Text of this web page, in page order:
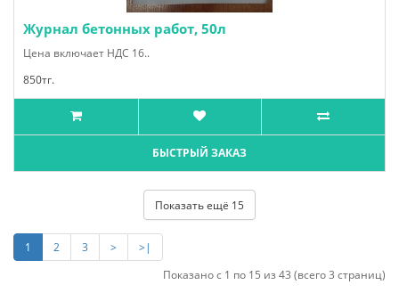
Журнал бетонных работ, 50л
Цена включает НДС 16..
850тг.
БЫСТРЫЙ ЗАКАЗ
Показать ещё 15
1 2 3 >
>|
Показано с 1 по 15 из 43 (всего 3 страниц)